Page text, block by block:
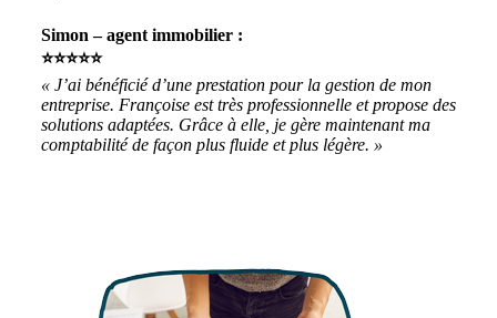
Simon – agent immobilier :
⭐⭐⭐⭐⭐
« J’ai bénéficié d’une prestation pour la gestion de mon
entreprise. Françoise est très professionnelle et propose des
solutions adaptées. Grâce à elle, je gère maintenant ma
comptabilité de façon plus fluide et plus légère. »